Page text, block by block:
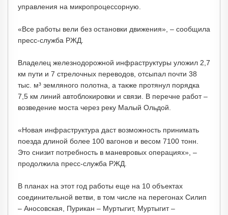
управления на микропроцессорную.
«Все работы вели без остановки движения», – сообщила
пресс-служба РЖД.
Владелец железнодорожной инфраструктуры уложил 2,7
км пути и 7 стрелочных переводов, отсыпал почти 38
тыс. м³ земляного полотна, а также протянул порядка
7,5 км линий автоблокировки и связи. В перечне работ –
возведение моста через реку Малый Ольдой.
«Новая инфраструктура даст возможность принимать
поезда длиной более 100 вагонов и весом 7100 тонн.
Это снизит потребность в маневровых операциях», –
продолжила пресс-служба РЖД.
В планах на этот год работы еще на 10 объектах
соединительной ветви, в том числе на перегонах Силип
– Аносовская, Пурикан – Муртыгит, Муртыгит –